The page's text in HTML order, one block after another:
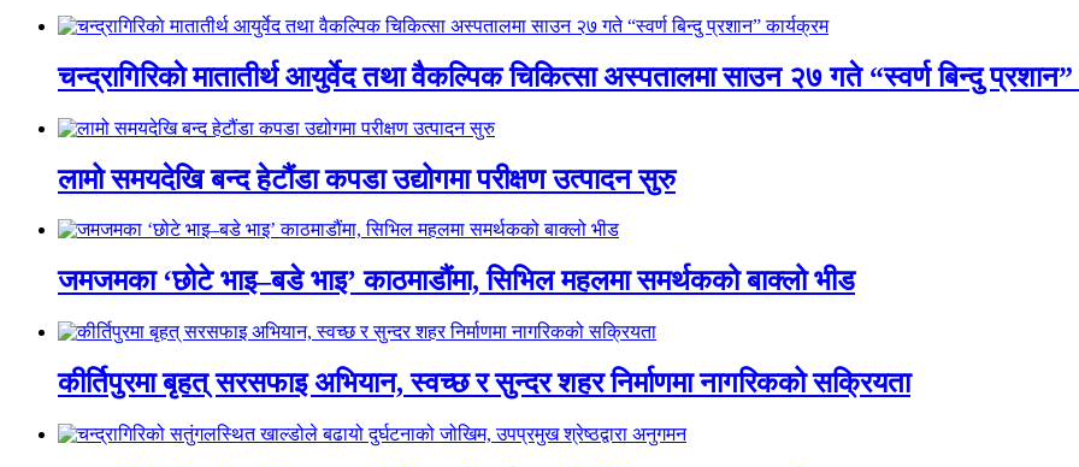
चन्द्रागिरिकाे मातातीर्थ आयुर्वेद तथा वैकल्पिक चिकित्सा अस्पतालमा साउन २७ गते “स्वर्ण बिन्दु
लामो समयदेखि बन्द हेटौंडा कपडा उद्योगमा परीक्षण उत्पादन सुरु
जमजमका ‘छोटे भाइ–बडे भाइ’ काठमाडौंमा, सिभिल महलमा समर्थकको बाक्लो भीड
कीर्तिपुरमा बृहत् सरसफाइ अभियान, स्वच्छ र सुन्दर शहर निर्माणमा नागरिकको सक्रियता